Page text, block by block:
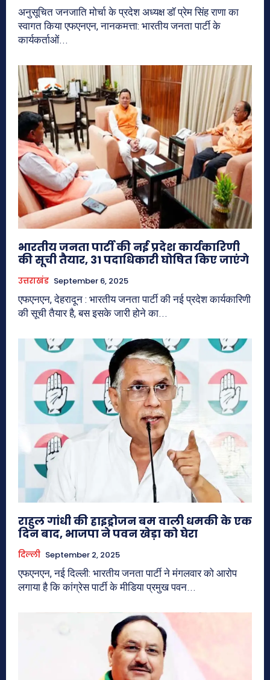
अनुसूचित जनजाति मोर्चा के प्रदेश अध्यक्ष डॉ प्रेम सिंह राणा का
स्वागत किया एफएनएन, नानकमत्ता: भारतीय जनता पार्टी के
कार्यकर्ताओं...
भारतीय जनता पार्टी की नई प्रदेश कार्यकारिणी
की सूची तैयार, 31 पदाधिकारी घोषित किए जाएंगे
उत्तराखंड September 6, 2025
एफएनएन, देहरादून : भारतीय जनता पार्टी की नई प्रदेश कार्यकारिणी
की सूची तैयार है, बस इसके जारी होने का...
राहुल गांधी की हाइड्रोजन बम वाली धमकी के एक
दिन बाद, भाजपा ने पवन खेड़ा को घेरा
दिल्ली September 2, 2025
एफएनएन, नई दिल्ली: भारतीय जनता पार्टी ने मंगलवार को आरोप
लगाया है कि कांग्रेस पार्टी के मीडिया प्रमुख पवन...